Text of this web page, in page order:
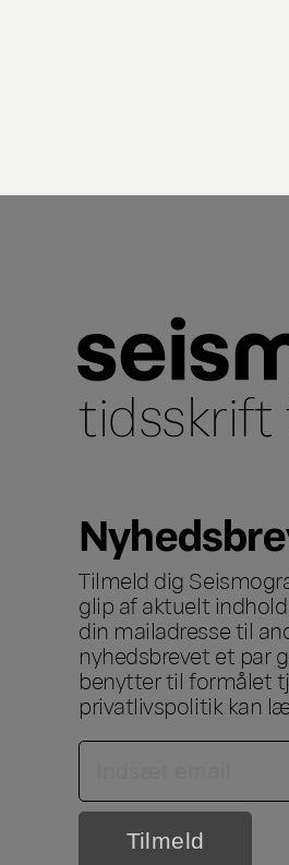
tidsskrift
Tilmeld dig
glip af aktuelt
din mailadresse til
nyhedsbrevet et par
benytter til formålet
privatlivspolitik kan